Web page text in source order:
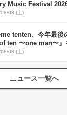
Music Festival
DO、かりゆし
08 (土)
tenten、今年最後
ten 〜one man〜』
08 (土)
ニュース一覧へ